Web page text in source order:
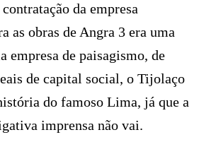
da empresa
as obras de Angra 3 era uma
empresa de paisagismo, de
de capital social, o Tijolaço
do famoso Lima, já que a
imprensa não vai.